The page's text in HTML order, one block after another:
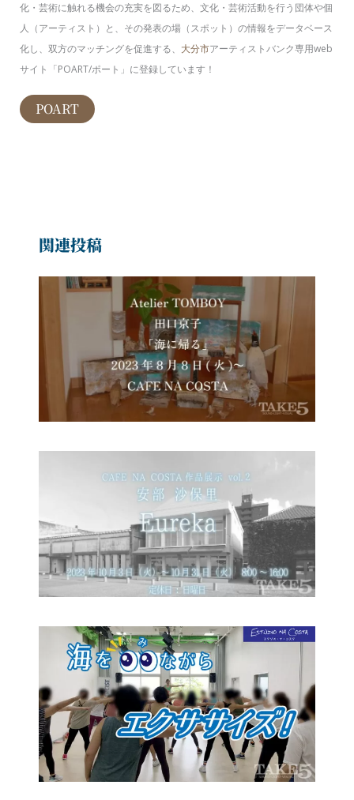
化・芸術に触れる機会の充実を図るため、文化・芸術活動を行う団体や個
人（アーティスト）と、その発表の場（スポット）の情報をデータベース
化し、双方のマッチングを促進する、 大分市アーティストバンク専用web
サイト「POART/ポート」に登録しています！
POART
関連投稿